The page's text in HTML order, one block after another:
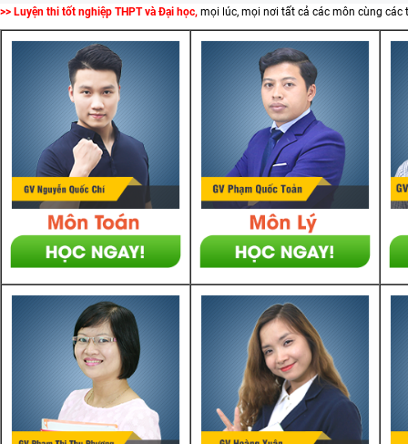
>> Luyện thi tốt nghiệp THPT và Đại học, mọi lúc, mọi nơi tất cả các môn cùng các